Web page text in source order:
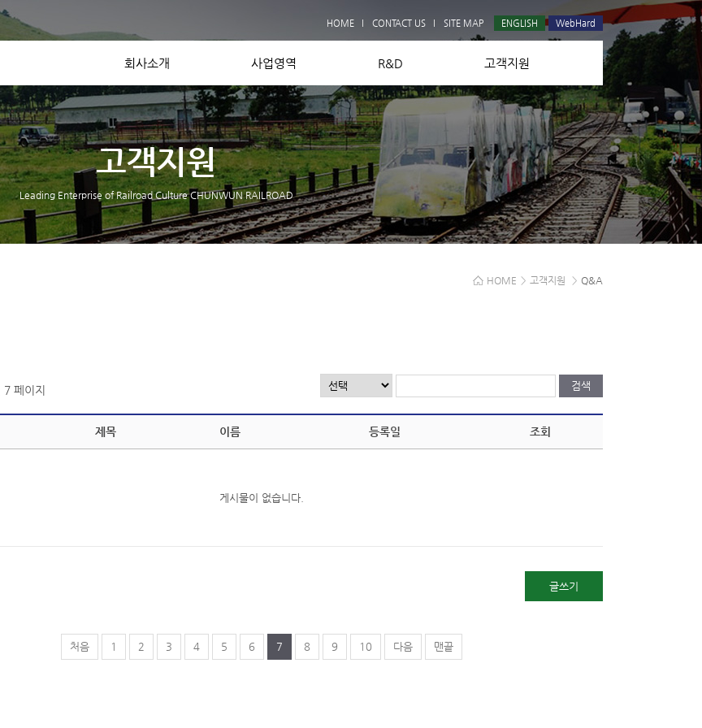
HOME CONTACT US SITE MAP ENGLISH WebHard
회사소개 사업영역 R&D 고객지원
장비보유현황
Contact US
고객지원
Leading Enterprise of Railroad Culture CHUNWUN RAILROAD
HOME > 고객지원 > Q&A
7 페이지
제목 이름 등록일 조회
게시물이 없습니다.
글쓰기
처음 1 2 3 4 5 6 7 8 9 10 다음 맨끝